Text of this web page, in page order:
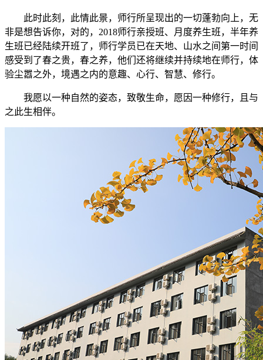
此时此刻，此情此景，师行所呈现出的一切蓬勃向上，无
非是想告诉你，对的，2018师行亲授班、月度养生班，半年养
生班已经陆续开班了，师行学员已在天地、山水之间第一时间
感受到了春之贵，春之养，他们还将继续并持续地在师行，体
验尘嚣之外，境遇之内的意趣、心行、智慧、修行。
我愿以一种自然的姿态，致敬生命，愿因一种修行，且与
之此生相伴。